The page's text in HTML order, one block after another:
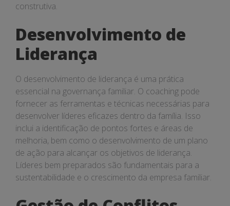
construtiva.
Desenvolvimento de
Liderança
O desenvolvimento de liderança é uma prática
essencial na governança familiar. O coaching pode
fornecer as ferramentas e técnicas necessárias para
desenvolver líderes eficazes dentro da família. Isso
inclui a identificação de pontos fortes e áreas de
melhoria, bem como o desenvolvimento de um plano
de ação para alcançar os objetivos de liderança.
Líderes bem preparados são fundamentais para a
sustentabilidade e o crescimento da empresa familiar.